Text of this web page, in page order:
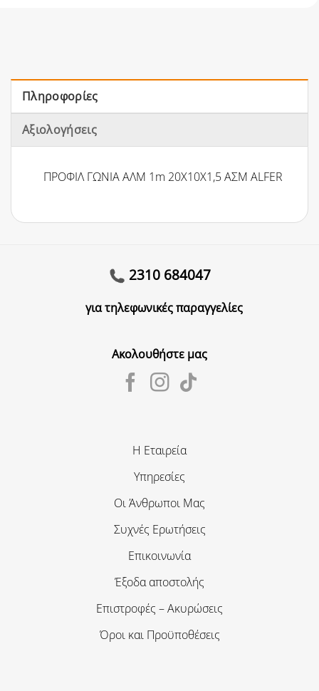
Πληροφορίες
Αξιολογήσεις
ΠΡΟΦΙΛ ΓΩΝΙΑ ΑΛΜ 1m 20X10X1,5 ΑΣΜ ALFER
2310 684047
για τηλεφωνικές παραγγελίες
Ακολουθήστε μας
Η Εταιρεία
Υπηρεσίες
Οι Άνθρωποι Μας
Συχνές Ερωτήσεις
Επικοινωνία
Έξοδα αποστολής
Επιστροφές – Ακυρώσεις
Όροι και Προϋποθέσεις